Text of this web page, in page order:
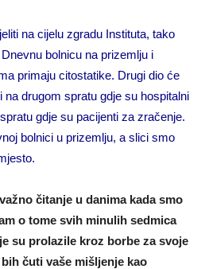
na cijelu zgradu Instituta, tako
bolnicu na prizemlju i
primaju citostatike. Drugi dio će
na drugom spratu gdje su hospitalni
gdje su pacijenti za zračenje.
bolnici u prizemlju, a slici smo
čitanje u danima kada smo
o tome svih minulih sedmica
su prolazile kroz borbe za svoje
čuti vaše mišljenje kao